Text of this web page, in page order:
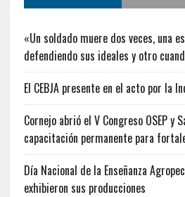
«Un soldado muere dos veces, una
defendiendo sus ideales y otro
El CEBJA presente en el acto por la
Cornejo abrió el V Congreso OSEP y
capacitación permanente para
Día Nacional de la Enseñanza
exhibieron sus producciones